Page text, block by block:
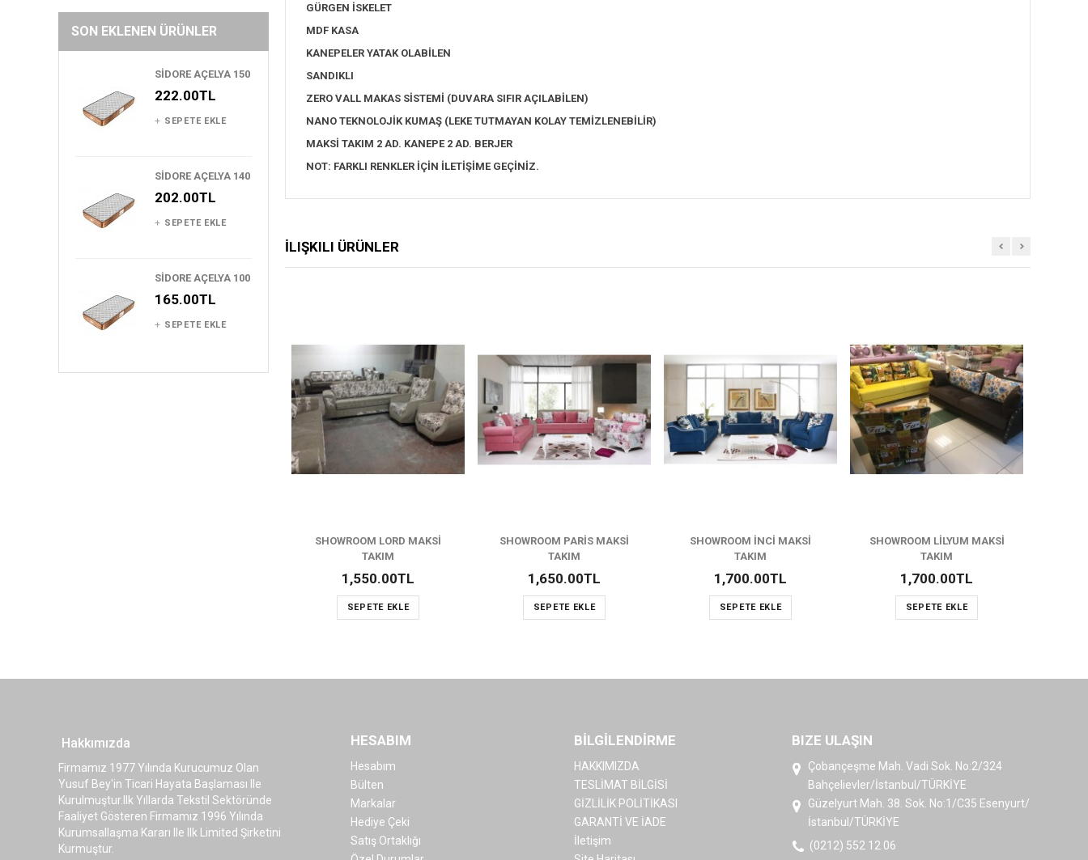
SON EKLENEN ÜRÜNLER
SİDORE AÇELYA 150
222.00TL
SEPETE EKLE
SİDORE AÇELYA 140
202.00TL
SEPETE EKLE
SİDORE AÇELYA 100
165.00TL
SEPETE EKLE
GÜRGEN İSKELET
MDF KASA
KANEPELER YATAK OLABİLEN
SANDIKLI
ZERO VALL MAKAS SİSTEMİ (DUVARA SIFIR AÇILABİLEN)
NANO TEKNOLOJİK KUMAŞ (LEKE TUTMAYAN KOLAY TEMİZLENEBİLİR)
MAKSİ TAKIM 2 AD. KANEPE 2 AD. BERJER
NOT: FARKLI RENKLER İÇİN İLETİŞİME GEÇİNİZ.
İLIŞKILI ÜRÜNLER
SHOWROOM LORD MAKSİ
TAKIM
1,550.00TL
SEPETE EKLE
BEĞENDIKLERIME EKLE
ÜRÜN KARŞILAŞTIR
SHOWROOM PARİS MAKSİ
TAKIM
1,650.00TL
SEPETE EKLE
BEĞENDIKLERIME EKLE
ÜRÜN KARŞILAŞTIR
SHOWROOM İNCİ MAKSİ
TAKIM
1,700.00TL
SEPETE EKLE
BEĞENDIKLERIME EKLE
ÜRÜN KARŞILAŞTIR
SHOWROOM LİLYUM MAKSİ
TAKIM
1,700.00TL
SEPETE EKLE
BEĞENDIKLERIME EKLE
ÜRÜN KARŞILAŞTIR
Hakkımızda
Firmamız 1977 Yılında Kurucumuz Olan
Yusuf Bey'in Ticari Hayata Başlaması Ile
Kurulmuştur.ilk Yıllarda Tekstil Sektöründe
Faaliyet Gösteren Firmamız 1996 Yılında
Kurumsallaşma Kararı Ile Ilk Limited Şirketini
Kurmuştur.
HESABIM
Hesabım
Bülten
Markalar
Hediye Çeki
Satış Ortaklığı
BİLGİLENDİRME
HAKKIMIZDA
TESLİMAT BİLGİSİ
GİZLİLİK POLİTİKASI
GARANTİ VE İADE
İletişim
BIZE ULAŞIN
Çobançeşme Mah. Vadi Sok. No:2/324
Bahçelievler/İstanbul/TÜRKİYE
Güzelyurt Mah. 38. Sok. No:1/C35 Esenyurt/
İstanbul/TÜRKİYE
(0212) 552 12 06